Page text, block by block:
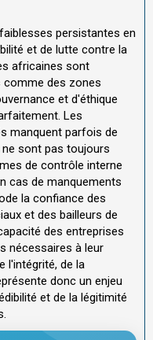
persistantes en
et de lutte contre la
africaines sont
comme des zones
et d'éthique
Les
manquent parfois de
sont pas toujours
de contrôle interne
cas de manquements
la confiance des
et des bailleurs de
des entreprises
nécessaires à leur
l'intégrité, de la
donc un enjeu
et de la légitimité